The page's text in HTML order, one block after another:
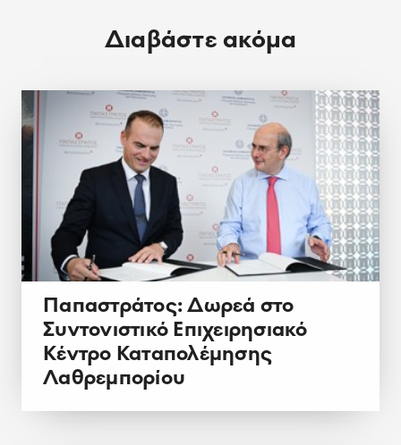
Διαβάστε ακόμα
Παπαστράτος: Δωρεά στο
Συντονιστικό Επιχειρησιακό
Κέντρο Καταπολέμησης
Λαθρεμπορίου